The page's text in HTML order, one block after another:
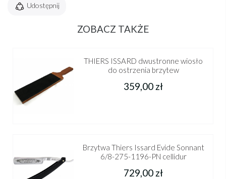
Udostępnij
ZOBACZ TAKŻE
THIERS ISSARD dwustronne wiosło
do ostrzenia brzytew
359,00 zł
Brzytwa Thiers Issard Evide Sonnant
6/8-275-1196-PN cellidur
729,00 zł